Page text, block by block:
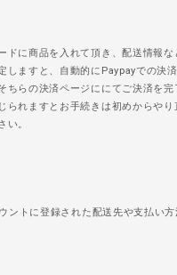
ドに商品を入れて頂き、配送情報
しますと、自動的にPaypayでの決
ちらの決済ページににてご決済を
られますとお手続きは初めからやり
い。
ントに登録された配送先や支払い方